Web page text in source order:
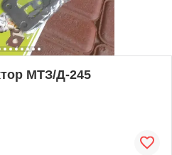
МТЗ/Д-245